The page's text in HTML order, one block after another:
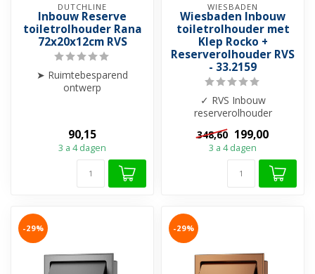
DUTCHLINE
Inbouw Reserve
toiletrolhouder Rana
72x20x12cm RVS
➤ Ruimtebesparend
ontwerp
90,15
3 a 4 dagen
WIESBADEN
Wiesbaden Inbouw
toiletrolhouder met
Klep Rocko +
Reserverolhouder RVS
- 33.2159
✓ RVS Inbouw
reserverolhouder
✓Toiletrolhouder TVS met
klep ✓ Inzetstuk RVS ✓ Ru...
348,60 199,00
3 a 4 dagen
-29% -29%